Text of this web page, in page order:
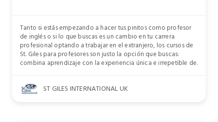
Tanto si estás empezando a hacer tus pinitos como profesor
de inglés o si lo que buscas es un cambio en tu carrera
profesional optando a trabajar en el extranjero, los cursos de
St. Giles para profesores son justo la opción que buscas:
combina aprendizaje con la experiencia única e irrepetible de.
ST GILES INTERNATIONAL UK